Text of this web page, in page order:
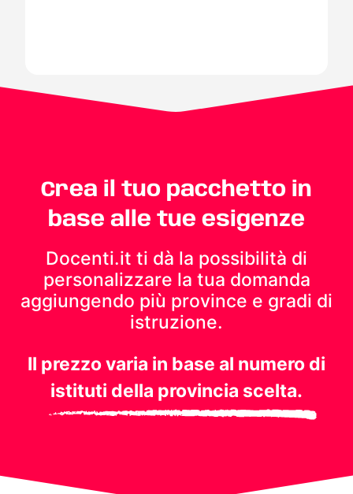
Crea il tuo pacchetto in
base alle tue esigenze
Docenti.it ti dà la possibilità di
personalizzare la tua domanda
aggiungendo più province e gradi di
istruzione.
Il prezzo varia in base al numero di
istituti della provincia scelta.